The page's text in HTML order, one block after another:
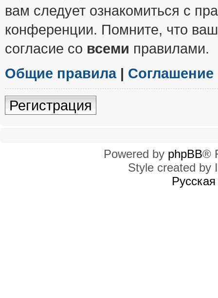
вам следует ознакомиться с
конференции. Помните, что
согласие со всеми правилами.
Общие правила|
Регистрация
Powered by phpBB®
Style created by